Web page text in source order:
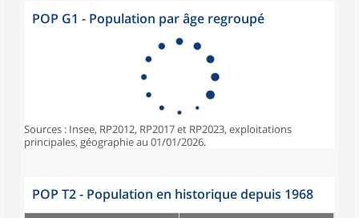
POP G1 - Population par âge regroupé
Sources : Insee, RP2012, RP2017 et RP2023, exploitations
principales, géographie au 01/01/2026.
POP T2 - Population en historique depuis 1968